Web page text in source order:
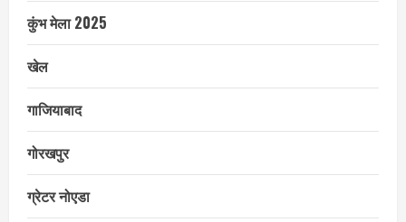
कुंभ मेला 2025
खेल
गाजियाबाद
गोरखपुर
ग्रेटर नोएडा